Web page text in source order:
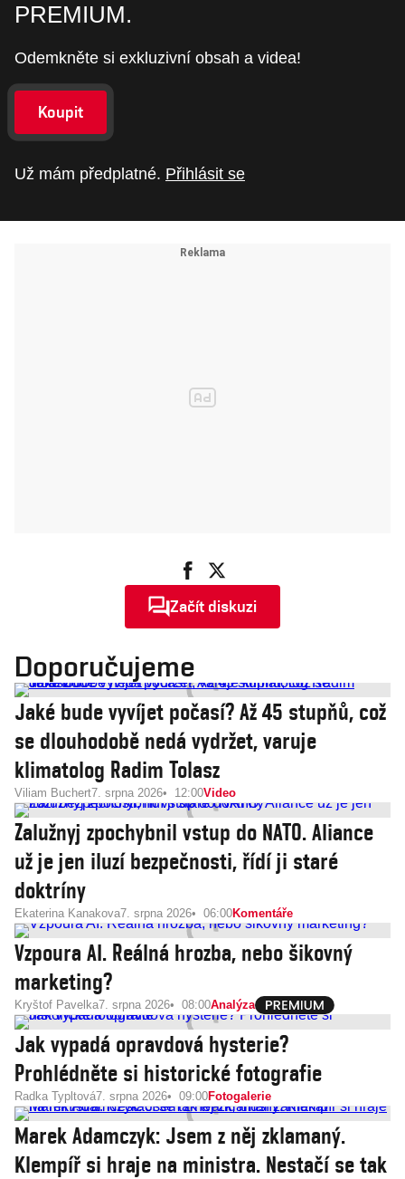
PREMIUM.
Odemkněte si exkluzivní obsah a videa!
Koupit
Už mám předplatné. Přihlásit se
Začít diskuzi
Doporučujeme
Jaké bude vyvíjet počasí? Až 45 stupňů, což
se dlouhodobě nedá vydržet, varuje
klimatolog Radim Tolasz
Viliam Buchert7. srpna 2026 12:00Video
Zalužnyj zpochybnil vstup do NATO. Aliance
už je jen iluzí bezpečnosti, řídí ji staré
doktríny
Ekaterina Kanakova7. srpna 2026 06:00Komentáře
Vzpoura AI. Reálná hrozba, nebo šikovný
marketing?
Kryštof Pavelka7. srpna 2026 08:00Analýza
Jak vypadá opravdová hysterie?
Prohlédněte si historické fotografie
Radka Typltová7. srpna 2026 09:00Fotogalerie
Marek Adamczyk: Jsem z něj zklamaný.
Klempíř si hraje na ministra. Nestačí se tak